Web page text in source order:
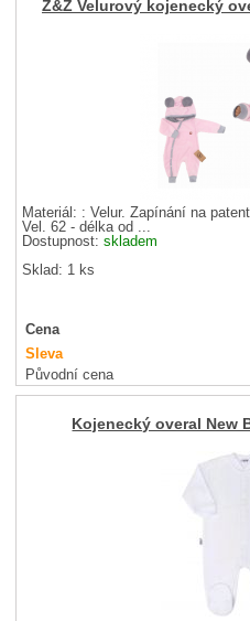
Z&Z Velurový kojenecký
Materiál: : Velur. Zapínání na
Vel. 62 - délka od ...
Dostupnost:skladem
Sklad: 1 ks
Cena
Sleva
Původní cena
Kojenecký overal New